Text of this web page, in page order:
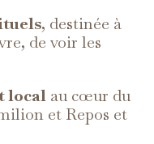
, destinée à
de voir les
local au cœur du
et Repos et